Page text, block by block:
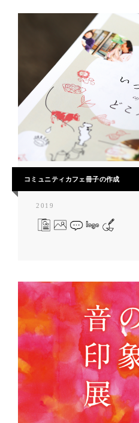
コミュニティカフェ冊子の作成
2019